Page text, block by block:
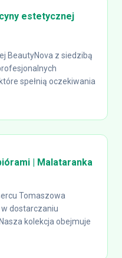
estetycznej
BeautyNova z siedzibą
spełnią oczekiwania
| Malataranka
Tomaszowa
dostarczaniu
kolekcja obejmuje